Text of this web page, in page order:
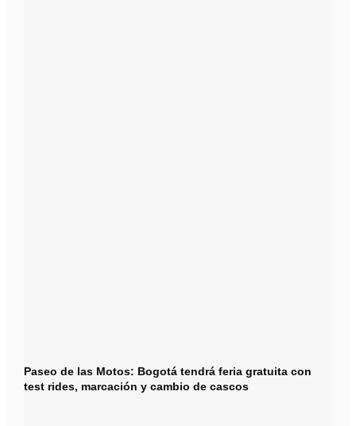
Paseo de las Motos: Bogotá tendrá feria gratuita con
test rides, marcación y cambio de cascos